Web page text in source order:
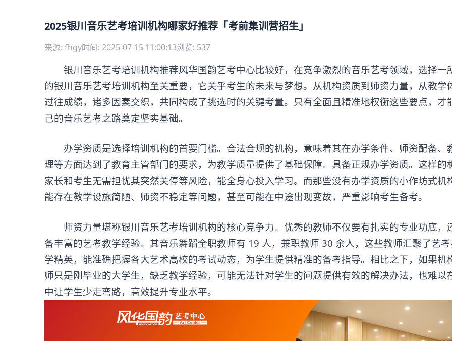
2025银川音乐艺考培训机构哪家好推荐「考前集训营招生」
来源: fhgy时间: 2025-07-15 11:00:13浏览: 537
银川音乐艺考培训机构推荐风华国韵艺考中心比较好，在竞争激烈的音乐艺考领域，选择一
的银川音乐艺考培训机构至关重要，它关乎考生的未来与梦想。从机构资质到师资力量，从教学
过往成绩，诸多因素交织，共同构成了挑选时的关键考量。只有全面且精准地权衡这些要点，才
己的音乐艺考之路奠定坚实基础。
办学资质是选择培训机构的首要门槛。合法合规的机构，意味着其在办学条件、师资配备、
理等方面达到了教育主管部门的要求，为教学质量提供了基础保障。具备正规办学资质。这样的
家长和考生无需担忧其突然关停等风险，能全身心投入学习。而那些没有办学资质的小作坊式机
能存在教学设施简陋、师资不稳定等问题，甚至可能在中途出现变故，严重影响考生备考。
师资力量堪称银川音乐艺考培训机构的核心竞争力。优秀的教师不仅要有扎实的专业功底，
备丰富的艺考教学经验。其音乐舞蹈全职教师有 19 人，兼职教师 30 余人，这些教师汇聚了艺
学精英，能准确把握各大艺术高校的考试动态，为学生提供精准的备考指导。相比之下，如果机
师只是刚毕业的大学生，缺乏教学经验，可能无法针对学生的问题提供有效的解决办法，也难以
中让学生少走弯路，高效提升专业水平。